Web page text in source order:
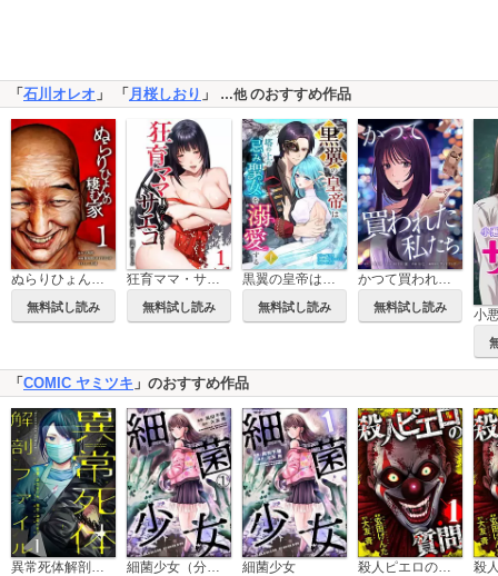
「 石川オレオ 」 「 月桜しおり 」 …他のおすすめ作品
ぬらりひょんの棲む家【単行本版】
無料試し読み
狂育ママ・サエコ─この子のためなら─【単行本版】
無料試し読み
黒翼の皇帝は塔の上の忌み聖女を溺愛する【単行本版】
無料試し読み
かつて買われた私たち
無料試し読み
「 COMIC ヤミツキ 」のおすすめ作品
異常死体解剖ファイル 細菌少女（分冊版） 細菌少女 殺人ピエロの質問